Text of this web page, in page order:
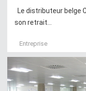
Le distributeur belge
son retrait...
Entreprise